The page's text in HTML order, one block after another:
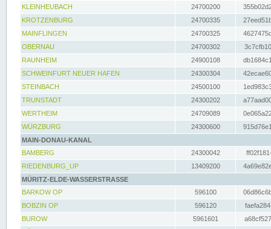
KLEINHEUBACH 24700200
KROTZENBURG
24700335
MAINFLINGEN
24700325
OBERNAU
24700302
RAUNHEIM
24900108
SCHWEINFURT NEUER HAFEN
24300304
STEINBACH
24500100
TRUNSTADT
24300202
WERTHEIM
24709089
WÜRZBURG
24300600
MAIN-DONAU-KANAL
BAMBERG
24300042
RIEDENBURG_UP
13409200
MÜRITZ-ELDE-WASSERSTRASSE
BARKOW OP
596100
BOBZIN OP
596120
BUROW
5961601